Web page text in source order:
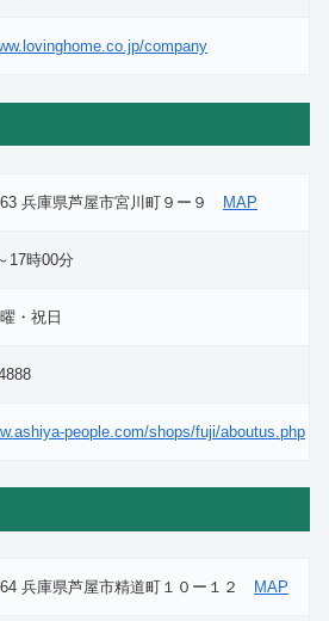
company
兵庫県芦屋市宮川町９ー９ MAP
17時00分
・祝日
people.com/shops/fuji/aboutus.php
兵庫県芦屋市精道町１０ー１２ MAP